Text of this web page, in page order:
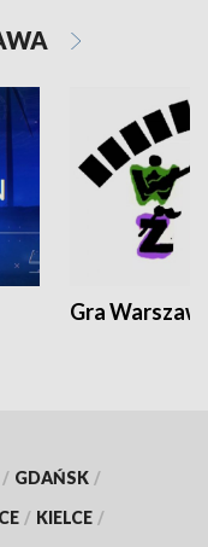
Gra
/ GDAŃSK /
/ KIELCE /